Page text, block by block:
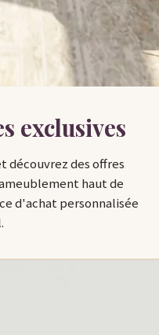
exclusives
découvrez des offres
haut de
d'achat personnalisée